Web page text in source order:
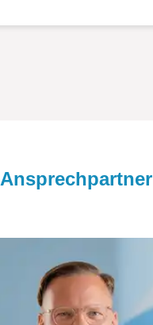
Ansprechpartner